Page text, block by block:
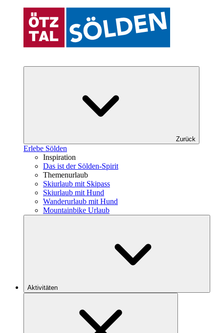
Zurück
Erlebe Sölden
Inspiration
Das ist der Sölden-Spirit
Themenurlaub
Skiurlaub mit Skipass
Skiurlaub mit Hund
Wanderurlaub mit Hund
Mountainbike Urlaub
Aktivitäten